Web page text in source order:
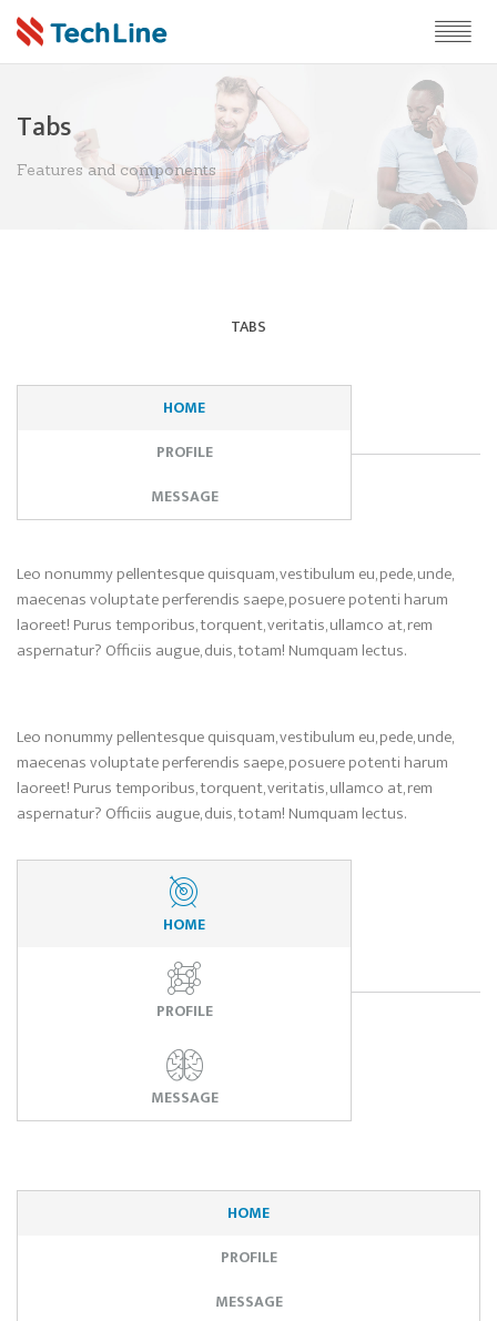
Tabs
Features and components
TABS
HOME
PROFILE
MESSAGE
Leo nonummy pellentesque quisquam, vestibulum eu, pede, unde,
maecenas voluptate perferendis saepe, posuere potenti harum
laoreet! Purus temporibus, torquent, veritatis, ullamco at, rem
aspernatur? Officiis augue, duis, totam! Numquam lectus.
Leo nonummy pellentesque quisquam, vestibulum eu, pede, unde,
maecenas voluptate perferendis saepe, posuere potenti harum
laoreet! Purus temporibus, torquent, veritatis, ullamco at, rem
aspernatur? Officiis augue, duis, totam! Numquam lectus.
HOME
PROFILE
MESSAGE
HOME
PROFILE
MESSAGE